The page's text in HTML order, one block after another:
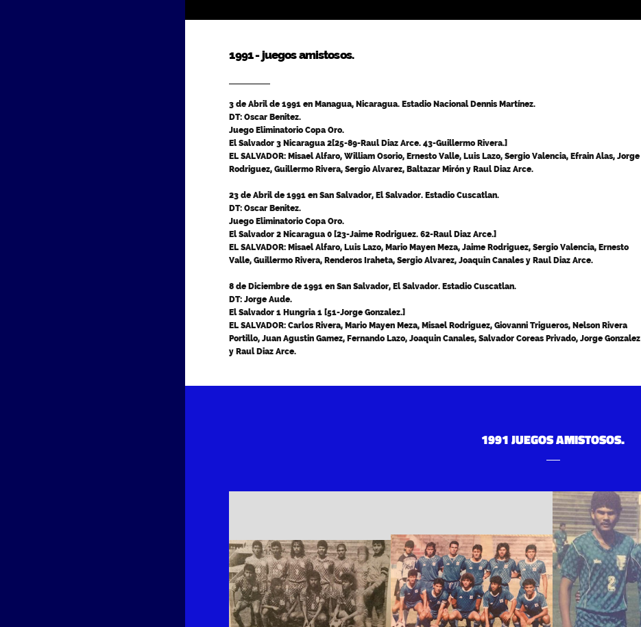
1991 - juegos amistosos.
3 de Abril de 1991 en Managua, Nicaragua. Estadio Nacional Dennis Martínez.
DT: Oscar Benitez.
Juego Eliminatorio Copa Oro.
El Salvador 3 Nicaragua 2[25-89-Raul Diaz Arce. 43-Guillermo Rivera.]
EL SALVADOR: Misael Alfaro, William Osorio, Ernesto Valle, Luis Lazo, Sergio Valencia, Efrain Alas, Jorge
Rodriguez, Guillermo Rivera, Sergio Alvarez, Baltazar Mirón y Raul Diaz Arce.
23 de Abril de 1991 en San Salvador, El Salvador. Estadio Cuscatlan.
DT: Oscar Benitez.
Juego Eliminatorio Copa Oro.
El Salvador 2 Nicaragua 0 [23-Jaime Rodriguez. 62-Raul Diaz Arce.]
EL SALVADOR: Misael Alfaro, Luis Lazo, Mario Mayen Meza, Jaime Rodriguez, Sergio Valencia, Ernesto
Valle, Guillermo Rivera, Renderos Iraheta, Sergio Alvarez, Joaquin Canales y Raul Diaz Arce.
8 de Diciembre de 1991 en San Salvador, El Salvador. Estadio Cuscatlan.
DT: Jorge Aude.
El Salvador 1 Hungria 1 [51-Jorge Gonzalez.]
EL SALVADOR: Carlos Rivera, Mario Mayen Meza, Misael Rodriguez, Giovanni Trigueros, Nelson Rivera
Portillo, Juan Agustin Gamez, Fernando Lazo, Joaquin Canales, Salvador Coreas Privado, Jorge Gonzalez
y Raul Diaz Arce.
1991 JUEGOS AMISTOSOS.